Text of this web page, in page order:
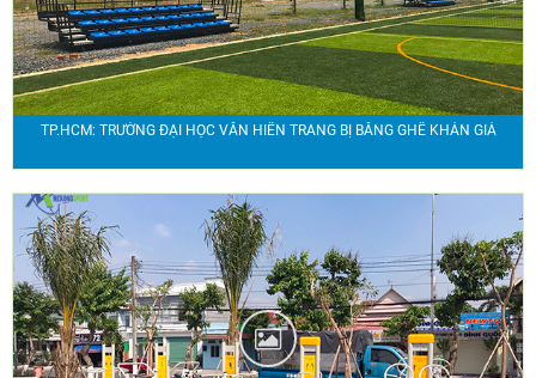
TP.HCM: TRƯỜNG ĐẠI HỌC VĂN HIẾN TRANG BỊ BĂNG GHẾ KHÁN GIẢ